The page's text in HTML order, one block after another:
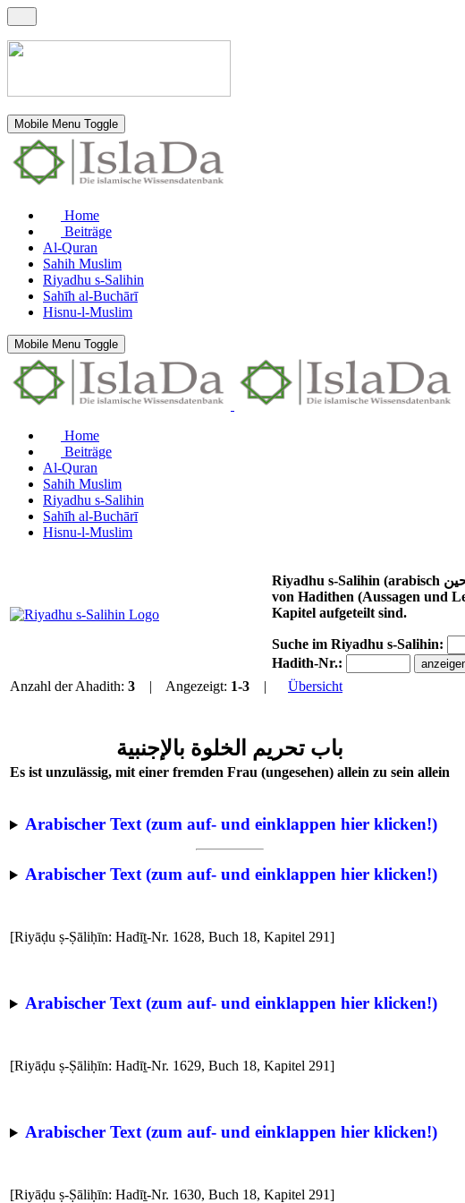
Mobile Menu Toggle
Home
Beiträge
Al-Quran
Sahih Muslim
Riyadhu s-Salihin
Sahīh al-Buchārī
Hisnu-l-Muslim
Mobile Menu Toggle
Home
Beiträge
Al-Quran
Sahih Muslim
Riyadhu s-Salihin
Sahīh al-Buchārī
Hisnu-l-Muslim
Riyadhu s-Salihin (arabisch رياض الصالحين, DMG Riyāḍu ṣ-Ṣāliḥīn ‚Gärten der Tugendhaften‘) von Imam an-Nawawī (1233–1278) ist eine Sammlung
von Hadithen (Aussagen und
Kapitel aufgeteilt sind.
Suche im Riyadhu s-Salihin:
Hadith-Nr.:
Anzahl der Ahadith: 3 | Angezeigt: 1-3 | Übersicht
باب تحريم الخلوة بالإجنبية
Es ist unzulässig, mit einer fremden Frau (ungesehen) allein zu sein allein
Arabischer Text (zum auf- und einklappen hier klicken!)
Arabischer Text (zum auf- und einklappen hier klicken!)
[Riyāḍu ṣ-Ṣāliḥīn: Hadīṯ-Nr. 1628, Buch 18, Kapitel 291]
Arabischer Text (zum auf- und einklappen hier klicken!)
[Riyāḍu ṣ-Ṣāliḥīn: Hadīṯ-Nr. 1629, Buch 18, Kapitel 291]
Arabischer Text (zum auf- und einklappen hier klicken!)
[Riyāḍu ṣ-Ṣāliḥīn: Hadīṯ-Nr. 1630, Buch 18, Kapitel 291]